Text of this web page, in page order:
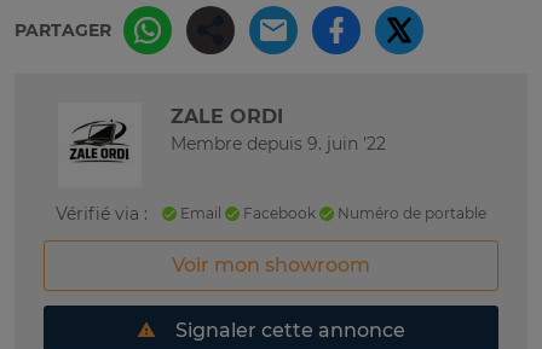
PARTAGER
ZALE ORDI
Membre depuis 9. juin '22
Vérifié via : Email Facebook Numéro de portable
Voir mon showroom
Signaler cette annonce